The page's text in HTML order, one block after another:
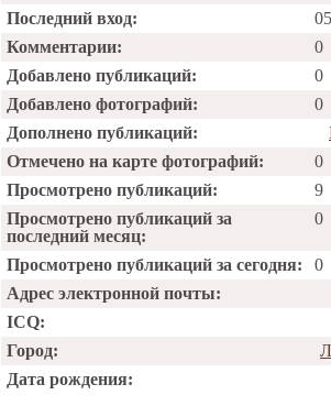
Последний вход:
Комментарии:
0
Добавлено публикаций:
0
Добавлено фотографий:
0
Дополнено публикаций:
Отмечено на карте фотографий:
0
Просмотрено публикаций:
9
Просмотрено публикаций за
последний месяц:
0
Просмотрено публикаций за сегодня:
0
Адрес электронной почты:
ICQ:
Город:
Дата рождения: